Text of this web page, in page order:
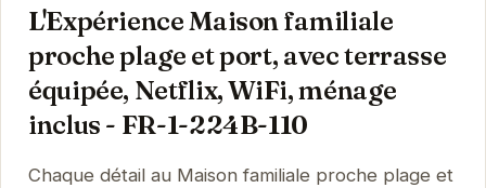
L'Expérience Maison familiale
proche plage et port, avec terrasse
équipée, Netflix, WiFi, ménage
inclus - FR-1-224B-110
Chaque détail au Maison familiale proche plage et